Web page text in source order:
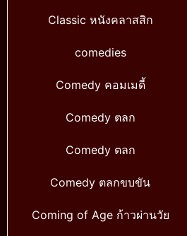
Classic หนังคลาสสิก
comedies
Comedy คอมเมดี้
Comedy ตลก
Comedy ตลก
Comedy ตลกขบขัน
Coming of Age ก้าวผ่านวัย